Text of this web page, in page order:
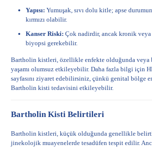
Yapısı: Yumuşak, sıvı dolu kitle; apse
kırmızı olabilir.
Kanser Riski: Çok nadirdir, ancak kronik
biyopsi gerekebilir.
Bartholin kistleri, özellikle enfekte olduğunda veya
yaşamı olumsuz etkileyebilir. Daha fazla bilgi için
sayfasını ziyaret edebilirsiniz, çünkü genital bölge
Bartholin kisti tedavisini etkileyebilir.
Bartholin Kisti Belirtileri
Bartholin kistleri, küçük olduğunda genellikle
jinekolojik muayenelerde tesadüfen tespit edilir.